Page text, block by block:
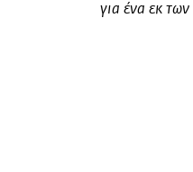
για ένα εκ